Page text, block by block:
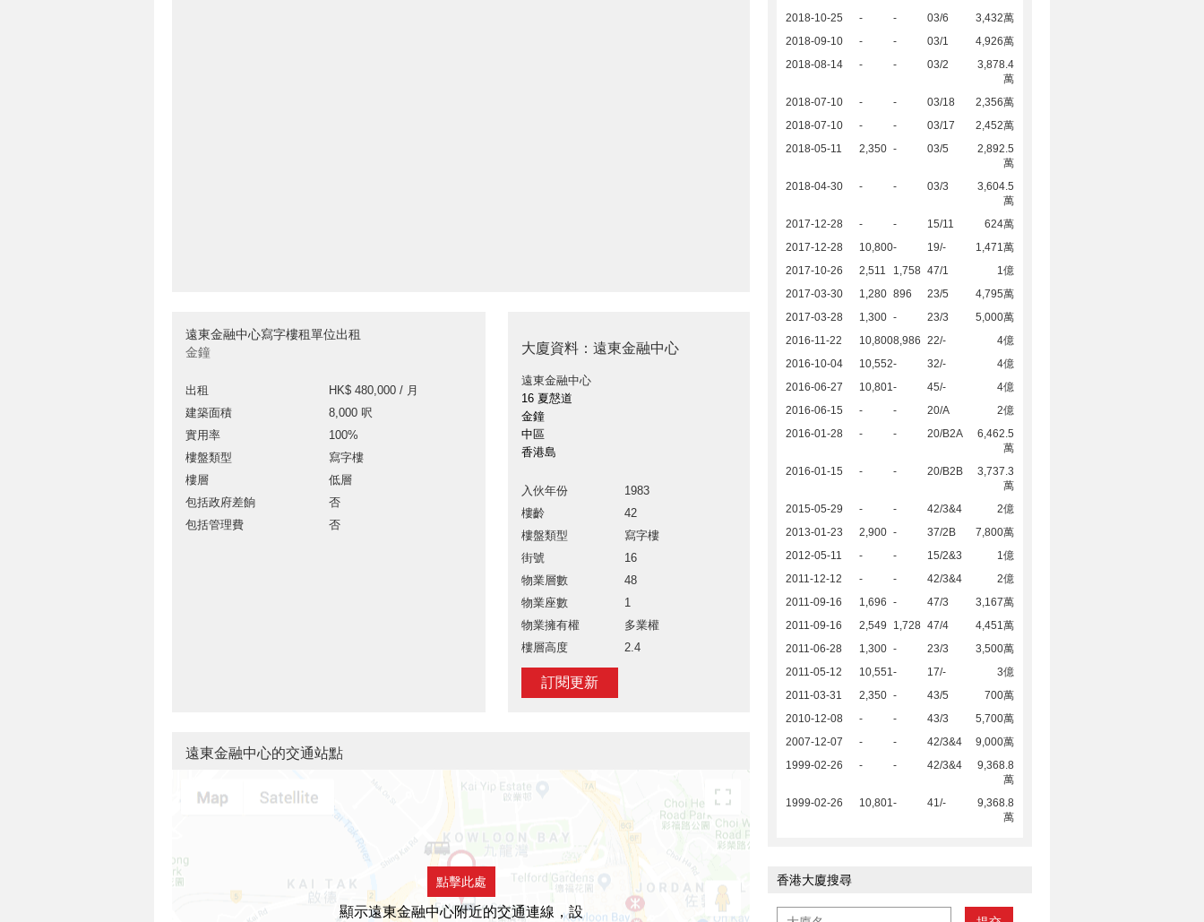
遠東金融中心寫字樓租單位出租
金鐘
出租
HK$ 480,000 / 月
建築面積
8,000 呎
實用率
100%
樓盤類型
寫字樓
樓層
低層
包括政府差餉
否
包括管理費
否
大廈資料：遠東金融中心
遠東金融中心
16 夏慤道
金鐘
中區
香港島
入伙年份
1983
樓齡
42
樓盤類型
寫字樓
街號
16
物業層數
48
物業座數
1
物業擁有權
多業權
樓層高度
2.4
訂閱更新
2018-10-25
- - 03/6
3,432萬
2018-09-10
- - 03/1
4,926萬
2018-08-14
- - 03/2
3,878.4
萬
2018-07-10
- - 03/18
2,356萬
2018-07-10
- - 03/17
2,452萬
2018-05-11
2,350 - 03/5
2,892.5
萬
2018-04-30
- - 03/3
3,604.5
萬
2017-12-28
- - 15/11
624萬
2017-12-28
10,800- 19/-
1,471萬
2017-10-26
2,511 1,758 47/1
1億
2017-03-30
1,280 896 23/5
4,795萬
2017-03-28
1,300 - 23/3
5,000萬
2016-11-22
10,8008,986 22/-
4億
2016-10-04
10,552- 32/-
4億
2016-06-27
10,801- 45/-
4億
2016-06-15
- - 20/A
2億
2016-01-28
- - 20/B2A
6,462.5
萬
2016-01-15
- - 20/B2B
3,737.3
萬
2015-05-29
- - 42/3&4
2億
2013-01-23
2,900 - 37/2B
7,800萬
2012-05-11
- - 15/2&3
1億
2011-12-12
- - 42/3&4
2億
2011-09-16
1,696 - 47/3
3,167萬
2011-09-16
2,549 1,728 47/4
4,451萬
2011-06-28
1,300 - 23/3
3,500萬
2011-05-12
10,551- 17/-
3億
2011-03-31
2,350 - 43/5
700萬
2010-12-08
- - 43/3
5,700萬
2007-12-07
- - 42/3&4
9,000萬
1999-02-26
- - 42/3&4
9,368.8
萬
1999-02-26
10,801- 41/-
9,368.8
萬
香港大廈搜尋
遠東金融中心的交通站點
點擊此處
顯示遠東金融中心附近的交通連線，設